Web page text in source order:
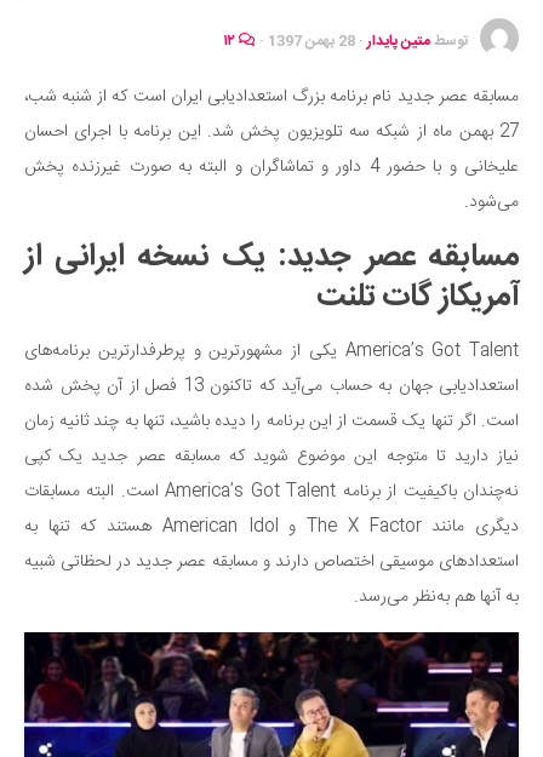
موفقیت و مهارت‌های فردی
تغذیه سالم
بهداشت
بیماری و درمان
کودک و مادر
ورزش و تندرستی
روانشناسی
مراکز پزشکی و دارویی
فرهنگ و هنر
سینما و تئاتر
تلویزیون
موسیقی
چهره‌ها
عکاسی و هنرهای تجسمی
کتاب و کتاب‌خوانی
تاریخ
معماری
توسطمتین پایدار· 28 بهمن 1397 ·
مسابقه عصر جدید نام برنامه بزرگ استعدادیابی ایران است که از شنبه شب،
27 بهمن ماه از شبکه سه تلویزیون پخش شد. این برنامه با اجرای احسان
علیخانی و با حضور 4 داور و تماشاگران و البته به صورت غیرزنده پخش
می‌شود.
مسابقه عصر جدید: یک نسخه ایرانی از
آمریکاز گات تلنت
America’s Got Talent یکی از مشهورترین و پرطرفدارترین برنامه‌های
استعدادیابی جهان به حساب می‌آید که تاکنون 13 فصل از آن پخش شده
است. اگر تنها یک قسمت از این برنامه را دیده باشید، تنها به چند ثانیه زمان
نیاز دارید تا متوجه این موضوع شوید که مسابقه عصر جدید یک کپی
نه‌چندان باکیفیت از برنامه America’s Got Talent است. البته مسابقات
دیگری مانند The X Factor و American Idol هستند که تنها به
استعدادهای موسیقی اختصاص دارند و مسابقه عصر جدید در لحظاتی شبیه
به آنها هم به‌نظر می‌رسد.